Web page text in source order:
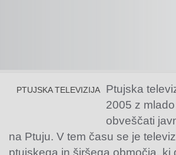
PTUJSKA TELEVIZIJA
Ptujska
2005 z
obveščati
na Ptuju. V tem času se je
ptujskega in širšega območja,